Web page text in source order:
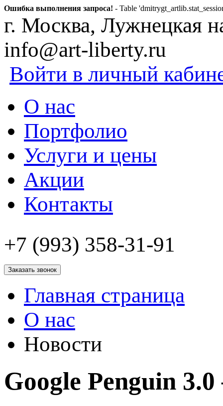
Ошибка выполнения запроса! - Table
г. Москва, Лужнецкая
info@art-liberty.ru
Войти в личный
О нас
Портфолио
Услуги и цены
Акции
Контакты
+7 (993) 358-31-91
Заказать звонок
Главная страница
О нас
Новости
Google Penguin